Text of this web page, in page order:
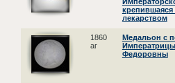
крепившаяся
лекарством
1860
аг
Медальон с
Федоровны